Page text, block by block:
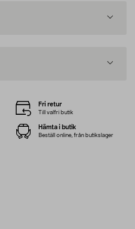
Fri retur
Till valfri butik
Hämta i butik
Beställ online, från butikslager